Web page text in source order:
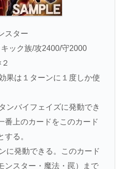
スター
ック族/攻2400/守2000
果は１ターンに１度しか使
ンバイフェイズに発動でき
番上のカードをこのカード
る。
に発動できる。このカード
ンスター・魔法・罠）まで